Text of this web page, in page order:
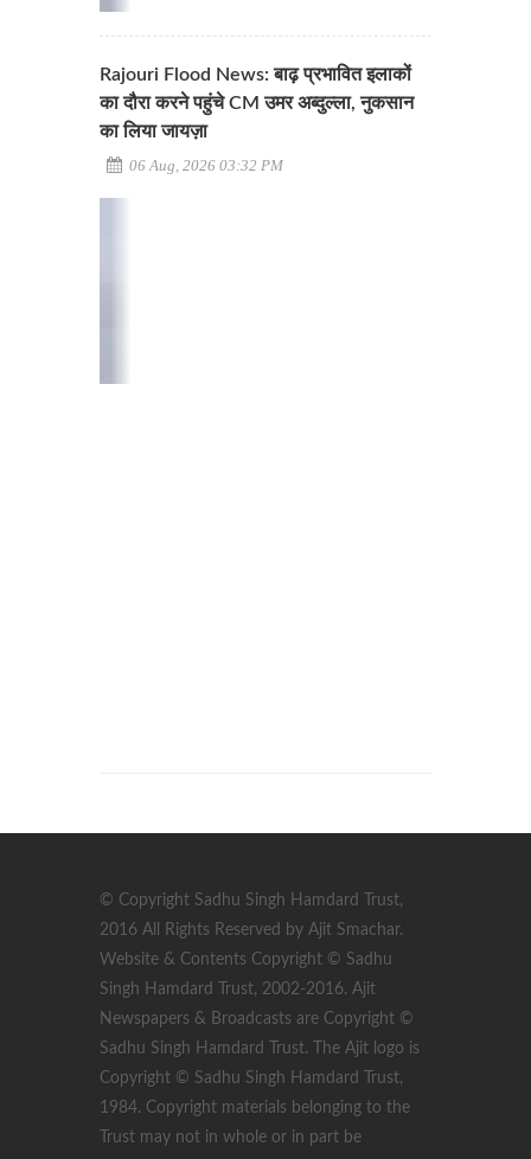
Rajouri Flood News: बाढ़ प्रभावित इलाकों
का दौरा करने पहुंचे CM उमर अब्दुल्ला, नुकसान
का लिया जायज़ा
06 Aug, 2026 03:32 PM
© Copyright Sadhu Singh Hamdard Trust,
2016 All Rights Reserved by Ajit Smachar.
Website & Contents Copyright © Sadhu
Singh Hamdard Trust, 2002-2016. Ajit
Newspapers & Broadcasts are Copyright ©
Sadhu Singh Hamdard Trust. The Ajit logo is
Copyright © Sadhu Singh Hamdard Trust,
1984. Copyright materials belonging to the
Trust may not in whole or in part be